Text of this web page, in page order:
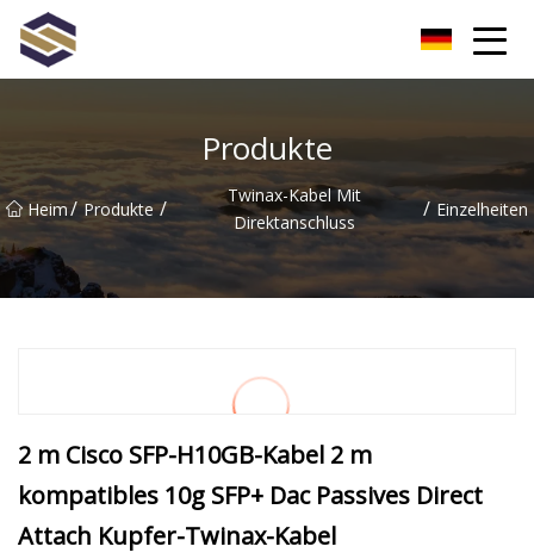
Produkte
Heim/ Produkte /
Twinax-Kabel Mit
Direktanschluss
/ Einzelheiten
2 m Cisco SFP-H10GB-Kabel 2 m
kompatibles 10g SFP+ Dac Passives Direct
Attach Kupfer-Twinax-Kabel